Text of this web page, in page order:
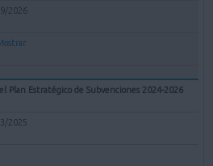
2026
Plan Estratégico de Subvenciones 2024-2026
2025